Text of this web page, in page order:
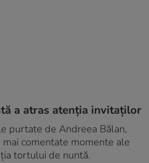
a atras atenția invitaților
purtate de Andreea Bălan,
comentate momente ale
tortului de nuntă.